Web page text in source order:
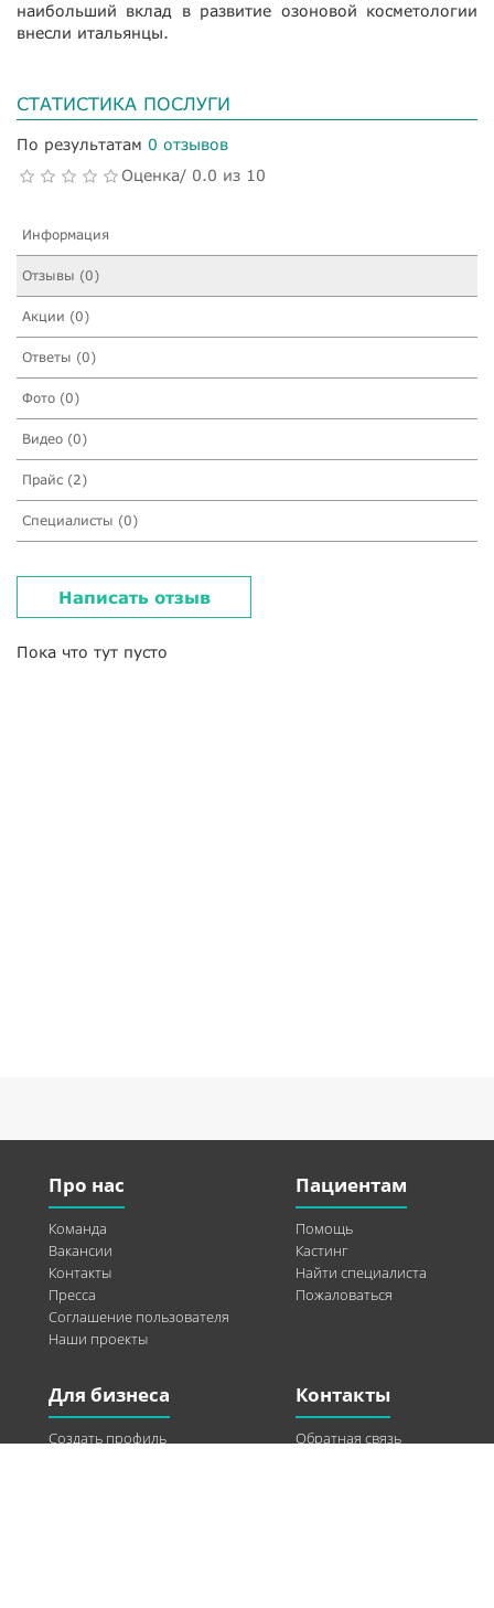
наибольший вклад в развитие озоновой косметологии
внесли итальянцы.
СТАТИСТИКА ПОСЛУГИ
По результатам 0 отзывов
Оценка/ 0.0 из 10
Информация
Отзывы (0)
Акции (0)
Ответы (0)
Фото (0)
Видео (0)
Прайс (2)
Специалисты (0)
Написать отзыв
Пока что тут пусто
Про нас
Команда
Вакансии
Контакты
Пресса
Соглашение пользователя
Наши проекты
Пациентам
Помощь
Кастинг
Найти специалиста
Пожаловаться
Для бизнеса
Создать профиль
Контакты
Обратная связь